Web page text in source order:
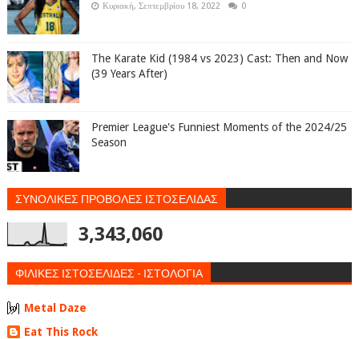
Κυριακή, Σεπτεμβρίου 18, 2022 0
The Karate Kid (1984 vs 2023) Cast: Then and Now
(39 Years After)
Premier League's Funniest Moments of the 2024/25
Season
ΣΥΝΟΛΙΚΕΣ ΠΡΟΒΟΛΕΣ ΙΣΤΟΣΕΛΙΔΑΣ
3,343,060
ΦΙΛΙΚΕΣ ΙΣΤΟΣΕΛΙΔΕΣ - ΙΣΤΟΛΟΓΙΑ
Metal Daze
Eat This Rock